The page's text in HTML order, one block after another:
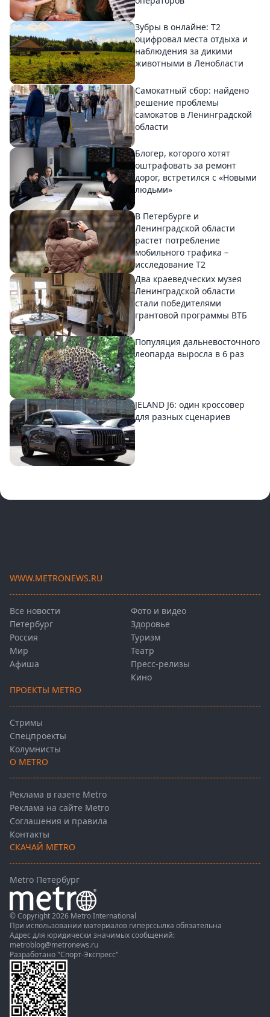
Зубры в онлайне: Т2
оцифровал места отдыха и
наблюдения за дикими
животными в Ленобласти
Самокатный сбор: найдено
решение проблемы
самокатов в Ленинградской
области
Блогер, которого хотят
оштрафовать за ремонт
дорог, встретился с «Новыми
людьми»
В Петербурге и
Ленинградской области
растет потребление
мобильного трафика –
исследование T2
Два краеведческих музея
Ленинградской области
стали победителями
грантовой программы ВТБ
Популяция дальневосточного
леопарда выросла в 6 раз
JELAND J6: один кроссовер
для разных сценариев
WWW.METRONEWS.RU
Все новости
Петербург
Россия
Мир
Афиша
Фото и видео
Здоровье
Туризм
Театр
Пресс-релизы
Кино
ПРОЕКТЫ METRO
Стримы
Спецпроекты
Колумнисты
О METRO
Реклама в газете Metro
Реклама на сайте Metro
Соглашения и правила
Контакты
СКАЧАЙ METRO
Metro Петербург
© Copyright 2026 Metro International
При использовании материалов гиперссылка обязательна
Адрес для юридически значимых сообщений:
metroblog@metronews.ru
Разработано "Спорт-Экспресс"